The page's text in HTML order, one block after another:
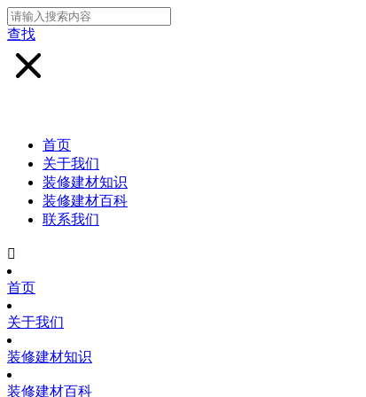
查找
首页
关于我们
装修建材知识
装修建材百科
联系我们

首页
关于我们
装修建材知识
装修建材百科